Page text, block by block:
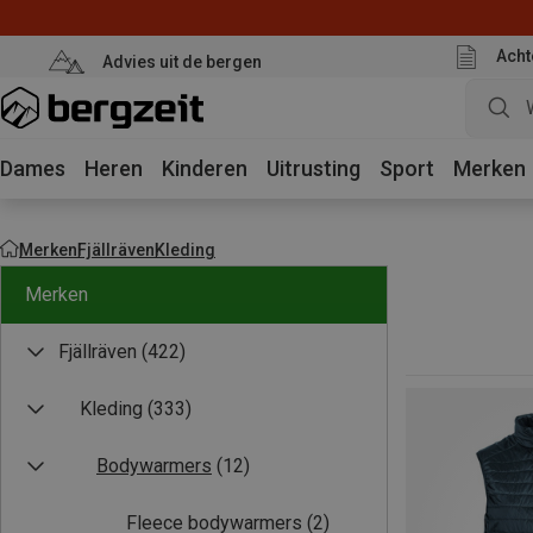
Advies uit de bergen
Dames Heren Kinderen Uitrusting Sport Merken
MerkenFjällrävenKleding
Merken
Fjällräven (422)
Kleding (333)
Bodywarmers (12)
Fleece bodywarmers (2)